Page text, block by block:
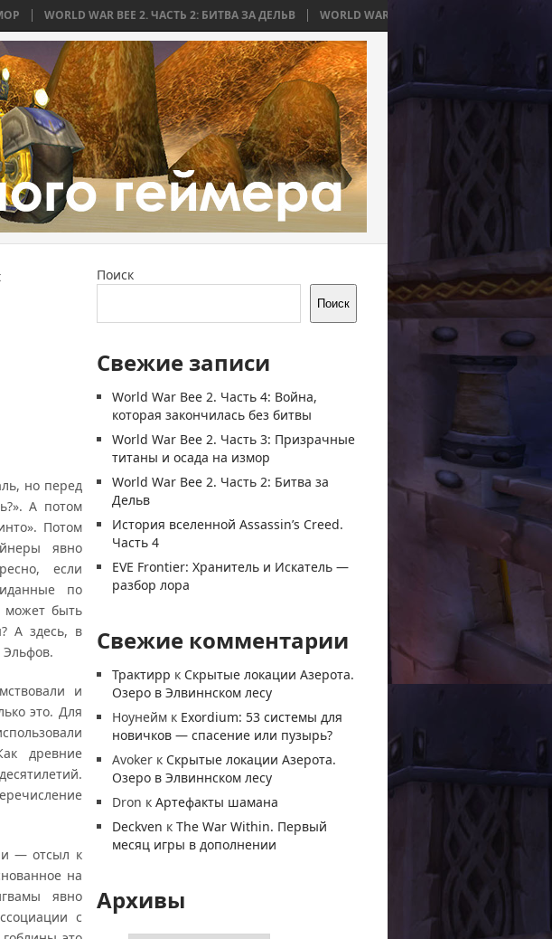
WAR BEE 2. ЧАСТЬ 2: БИТВА ЗА ДЕЛЬВ WORLD WAR BEE 2. ЧАСТЬ 1: ПРИЧИНЫ И НАЧАЛО
но перед
А потом
Потом
явно
если
по
может быть
А здесь, в
и
это. Для
древние
— отсыл к
на
явно
с
Поиск
Поиск
Свежие записи
World War Bee 2. Часть 4: Война,
которая закончилась без битвы
World War Bee 2. Часть 3: Призрачные
титаны и осада на измор
World War Bee 2. Часть 2: Битва за
Дельв
История вселенной Assassin’s Creed.
Часть 4
EVE Frontier: Хранитель и Искатель —
разбор лора
Свежие комментарии
Трактирр к Скрытые локации Азерота.
Озеро в Элвиннском лесу
Ноунейм к Exordium: 53 системы для
новичков — спасение или пузырь?
Avoker к Скрытые локации Азерота.
Озеро в Элвиннском лесу
Dron кАртефакты шамана
Deckven кThe War Within. Первый
месяц игры в дополнении
Архивы